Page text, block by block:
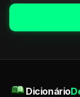
Dicionário